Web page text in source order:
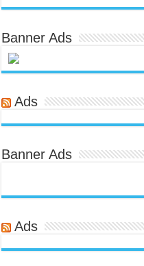
Banner Ads
Ads
Banner Ads
Ads